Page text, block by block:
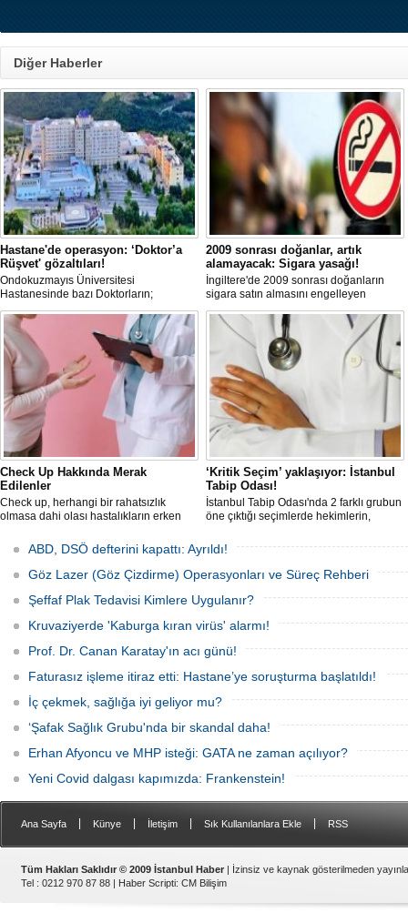
Diğer Haberler
Hastane'de operasyon: ‘Doktor’a
Rüşvet' gözaltıları!
Ondokuzmayıs Üniversitesi
Hastanesinde bazı Doktorların;
hastalardan rüşvet aldığı iddiasıyla
başlatılan 'Soruşturma' kapsamında
Samsun ve Ordu’da eş zamanlı
operasyon düzenlendi. Aralarında 4
Doktorun da bulunduğu 18 şüpheli
gözaltına alındı.
2009 sonrası doğanlar, artık
alamayacak: Sigara yasağı!
İngiltere'de 2009 sonrası doğanların
sigara satın almasını engelleyen
düzenleme yürürlüğe girdi.
Check Up Hakkında Merak
Edilenler
Check up, herhangi bir rahatsızlık
olmasa dahi olası hastalıkların erken
için yapılan kapsamlı bir sağlık
taramasıdır. Check up randevusu
alınarak başlayan süreçte, kişiye özel
test ve muayeneler uygulanır.
‘Kritik Seçim’ yaklaşıyor: İstanbul
Tabip Odası!
İstanbul Tabip Odası'nda 2 farklı grubun
öne çıktığı seçimlerde hekimlerin,
sonraki yönü de oylayacağı
konuşuluyor. Öte yandan kulislerde,
"Meslek örgütlerinde son yıllarda
yaşanan dönüşüm, tabip odalarına da
uzanır mı?" sorusunun konuşulduğu
ABD, DSÖ defterini kapattı: Ayrıldı!
Göz Lazer (Göz Çizdirme) Operasyonları ve Süreç Rehberi
Şeffaf Plak Tedavisi Kimlere Uygulanır?
Kruvaziyerde 'Kaburga kıran virüs' alarmı!
Prof. Dr. Canan Karatay'ın acı günü!
Faturasız işleme itiraz etti: Hastane’ye soruşturma başlatıldı!
İç çekmek, sağlığa iyi geliyor mu?
‘Şafak Sağlık Grubu'nda bir skandal daha!
Erhan Afyoncu ve MHP isteği: GATA ne zaman açılıyor?
Yeni Covid dalgası kapımızda: Frankenstein!
Ana Sayfa Künye İletişim Sık Kullanılanlara Ekle RSS
Tüm Hakları Saklıdır © 2009 İstanbul Haber | İzinsiz ve kaynak gösterilmeden
Tel : 0212 970 87 88 | Haber Scripti: CM Bilişim